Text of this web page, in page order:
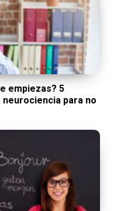
empiezas? 5
para no